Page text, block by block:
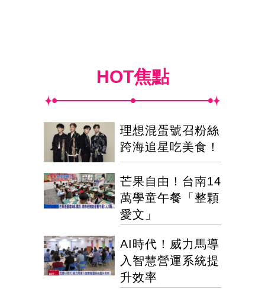
HOT焦點
理想混蛋號召粉絲
跨海追星吃美食！
芒果自由！台南14
萬學童午餐「整顆
愛文」
AI時代！威力馬導
入智慧營運系統提
升效率